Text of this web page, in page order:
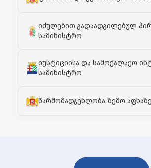
იძულებით გადაადგილებულ
სამინისტრო
იუსტიციისა და სამოქალაქო
სამინისტრო
წარმომადგენლობა ზემო